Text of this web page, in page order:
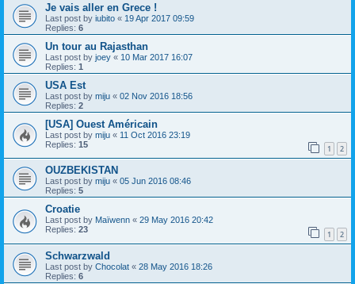
Je vais aller en Grece !
Last post by iubito « 19 Apr 2017 09:59
Replies: 6
Un tour au Rajasthan
Last post by joey « 10 Mar 2017 16:07
Replies: 1
USA Est
Last post by miju « 02 Nov 2016 18:56
Replies: 2
[USA] Ouest Américain
Last post by miju « 11 Oct 2016 23:19
Replies: 15 1 2
OUZBEKISTAN
Last post by miju « 05 Jun 2016 08:46
Replies: 5
Croatie
Last post by Maïwenn « 29 May 2016 20:42
Replies: 23 1 2
Schwarzwald
Last post by Chocolat « 28 May 2016 18:26
Replies: 6